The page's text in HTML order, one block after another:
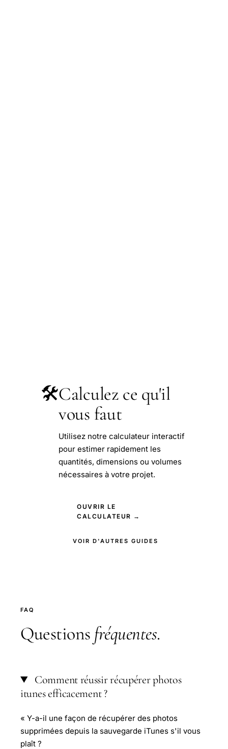
🛠️Calculez ce qu'il
vous faut
Utilisez notre calculateur interactif
pour estimer rapidement les
quantités, dimensions ou volumes
nécessaires à votre projet.
OUVRIR LE
CALCULATEUR →
VOIR D'AUTRES GUIDES
FAQ
Questions fréquentes.
Comment réussir récupérer photos
itunes efficacement ?
« Y-a-il une façon de récupérer des photos
supprimées depuis la sauvegarde iTunes s'il vous
plaît ?